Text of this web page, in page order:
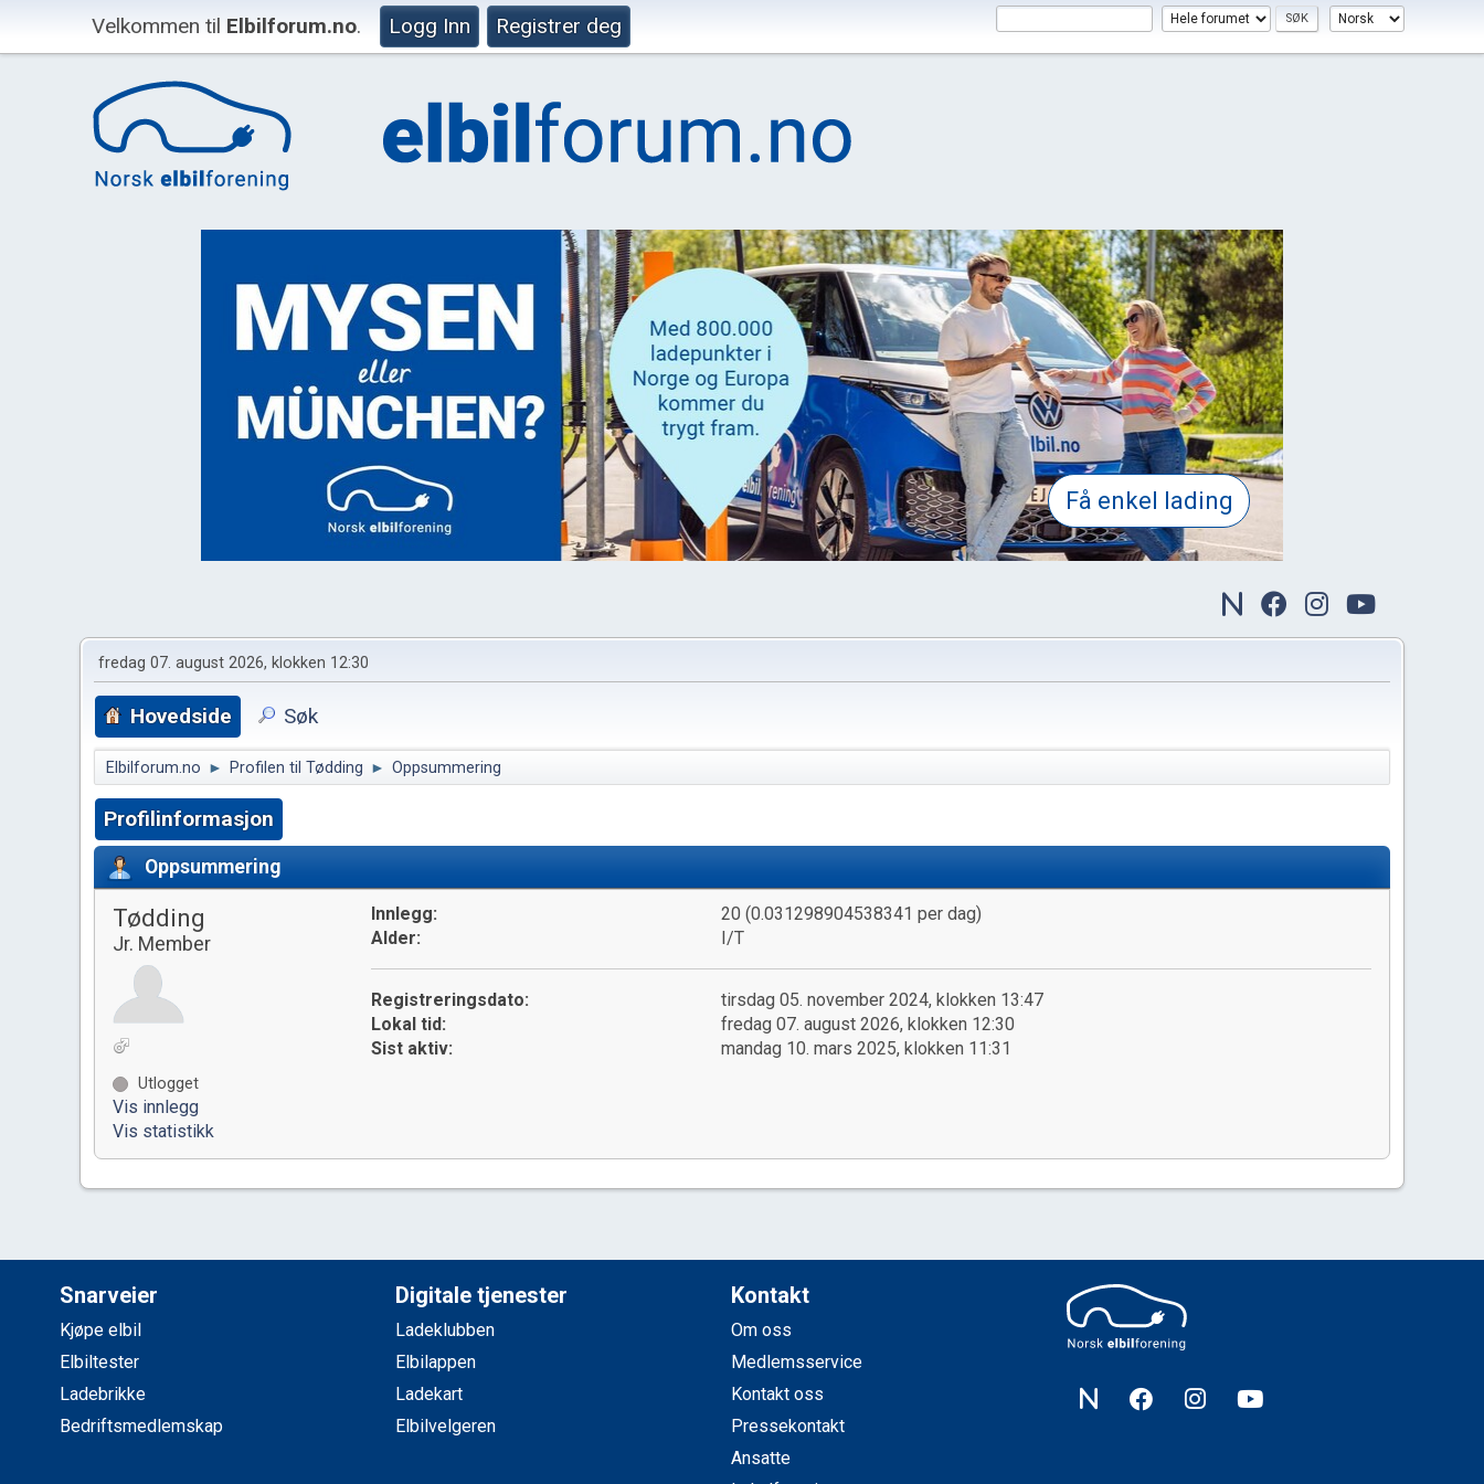
Velkommen til Elbilforum.no. Logg Inn Registrer deg
fredag 07. august 2026, klokken 12:30
Hovedside Søk
Elbilforum.no ► Profilen til Tødding ► Oppsummering
Profilinformasjon
Oppsummering
Tødding
Jr. Member
Utlogget
Vis innlegg
Vis statistikk
Innlegg:
20 (0.031298904538341 per dag)
Alder:
I/T
Registreringsdato:
tirsdag 05. november 2024, klokken 13:47
Lokal tid:
fredag 07. august 2026, klokken 12:30
Sist aktiv:
mandag 10. mars 2025, klokken 11:31
Snarveier
Kjøpe elbil
Elbiltester
Ladebrikke
Bedriftsmedlemskap
Digitale tjenester
Ladeklubben
Elbilappen
Ladekart
Elbilvelgeren
Kontakt
Om oss
Medlemsservice
Kontakt oss
Pressekontakt
Ansatte